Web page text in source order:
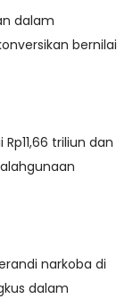
dalam
bernilai
triliun dan
narkoba di
dalam